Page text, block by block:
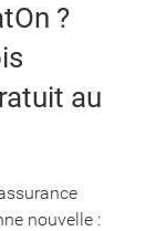
?
au
nouvelle :